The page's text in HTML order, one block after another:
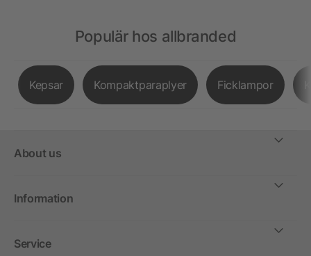
Populär hos allbranded
Kepsar Kompaktparaplyer Ficklampor
About us
Information
Service